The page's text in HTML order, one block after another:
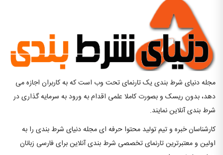
مجله دنیای شرط بندی یک تارنمای تحت وب است که به کاربران اجازه می
دهد، بدون ریسک و بصورت کاملا علمی اقدام به ورود به سرمایه گذاری در
شرط بندی آنلاین نمایند.
کارشناسان خبره و تیم تولید محتوا حرفه ای مجله دنیای شرط بندی را به
اولین و معتبرترین تارنمای تخصصی شرط بندی آنلاین برای فارسی زبانان